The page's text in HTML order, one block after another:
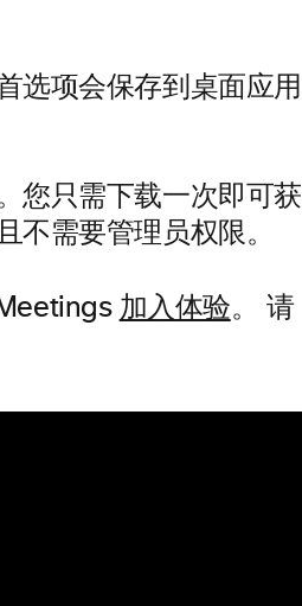
选项会保存到桌面应用
您只需下载一次即可获
不需要管理员权限。
加入体验。 请